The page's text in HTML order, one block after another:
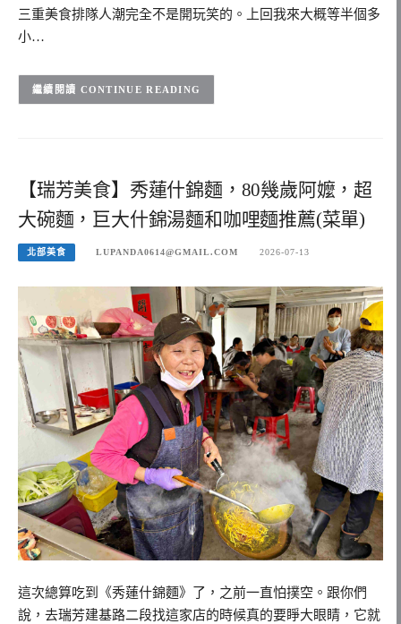
三重美食排隊人潮完全不是開玩笑的。上回我來大概等半個多
小…
CONTINUE READING
【瑞芳美食】秀蓮什錦麵，80幾歲阿嬤，超
大碗麵，巨大什錦湯麵和咖哩麵推薦(菜單)
北部美食 LUPANDA0614@GMAIL.COM 2026-07-13
這次總算吃到《秀蓮什錦麵》了，之前一直怕撲空。跟你們
說，去瑞芳建基路二段找這家店的時候真的要睜大眼睛，它就